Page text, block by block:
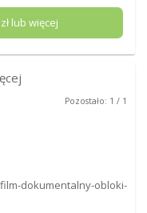
lub więcej
Pozostało: 1 / 1
dokumentalny-obloki-